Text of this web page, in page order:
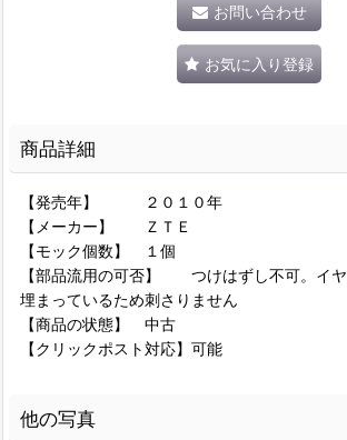
お問い合わせ
お気に入り登録
商品詳細
【発売年】 ２０１０年
【メーカー】 ＺＴＥ
【モック個数】 １個
【部品流用の可否】 つけはずし不可。イ
埋まっているため刺さりません
【商品の状態】 中古
【クリックポスト対応】可能
他の写真